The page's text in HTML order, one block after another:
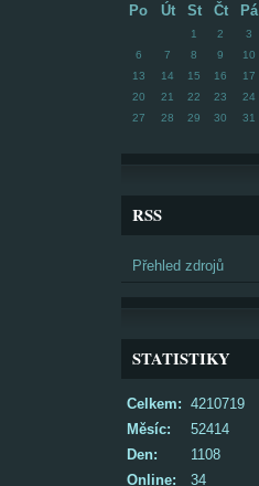
Po Út St Čt Pá
1 2 3
6
7 8 9 10
13
14 15 16 17
20
21 22 23 24
27
28 29 30 31
RSS
Přehled zdrojů
STATISTIKY
Online: 34
Celkem: 4210719
Měsíc:
52414
Den:
1108